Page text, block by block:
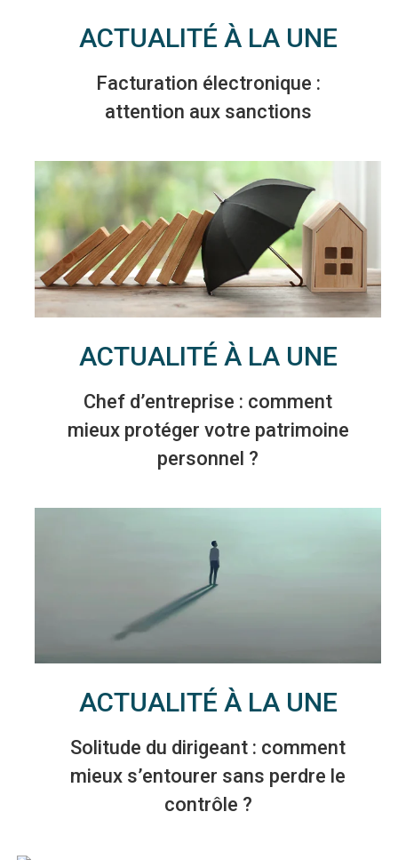
ACTUALITÉ À LA UNE
Facturation électronique :
attention aux sanctions
ACTUALITÉ À LA UNE
Chef d’entreprise : comment
mieux protéger votre patrimoine
personnel ?
ACTUALITÉ À LA UNE
Solitude du dirigeant : comment
mieux s’entourer sans perdre le
contrôle ?